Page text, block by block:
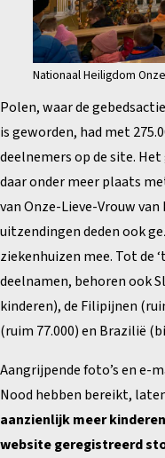
Nationaal Heiligdom
Polen, waar de
is geworden, had met
deelnemers op de site.
daar onder meer plaats
van Onze-Lieve-Vrouw
uitzendingen deden ook
ziekenhuizen mee. Tot de
deelnamen, behoren ook
kinderen), de Filipijnen
(ruim 77.000) en Brazilië
Aangrijpende foto’s en e-
Nood hebben bereikt,
aanzienlijk meer
website geregistreerd